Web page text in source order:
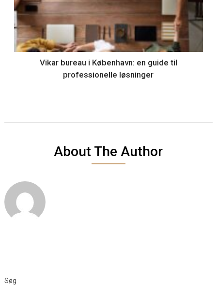
Vikar bureau i København: en guide til
professionelle løsninger
About The Author
Søg